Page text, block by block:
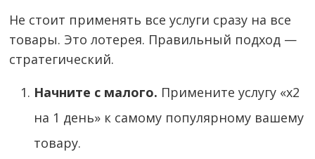
Не стоит применять все услуги сразу на все
товары. Это лотерея. Правильный подход —
стратегический.
Начните с малого. Примените услугу «х2
на 1 день» к самому популярному вашему
товару.